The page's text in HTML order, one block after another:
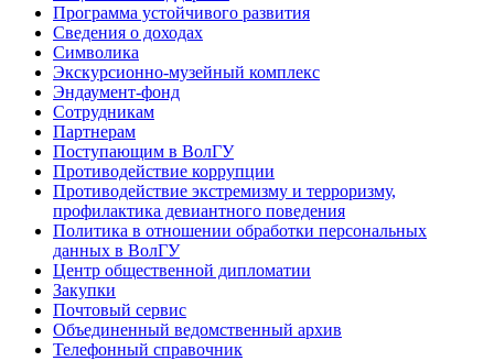
Программа устойчивого развития
Сведения о доходах
Символика
Экскурсионно-музейный комплекс
Эндаумент-фонд
Сотрудникам
Партнерам
Поступающим в ВолГУ
Противодействие коррупции
Противодействие экстремизму и терроризму,
профилактика девиантного поведения
Политика в отношении обработки персональных
данных в ВолГУ
Центр общественной дипломатии
Закупки
Почтовый сервис
Объединенный ведомственный архив
Телефонный справочник